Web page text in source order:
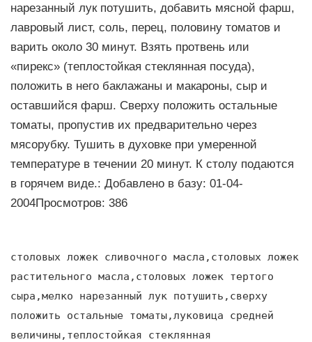
нарезанный лук потушить, добавить мясной фарш,
лавровый лист, соль, перец, половину томатов и
варить около 30 минут. Взять протвень или
«пирекс» (теплостойкая стеклянная посуда),
положить в него баклажаны и макароны, сыр и
оставшийся фарш. Сверху положить остальные
томаты, пропустив их предварительно через
мясорубку. Тушить в духовке при умеренной
температуре в течении 20 минут. К столу подаются
в горячем виде.: Добавлено в базу: 01-04-
2004Просмотров: 386
столовых ложек сливочного масла,столовых ложек
растительного масла,столовых ложек тертого
сыра,мелко нарезанный лук потушить,сверху
положить остальные томаты,луковица средней
величины,теплостойкая стеклянная